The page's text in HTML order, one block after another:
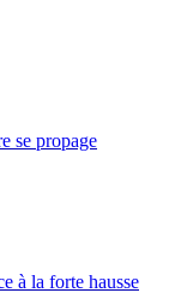
se propage
à la forte hausse